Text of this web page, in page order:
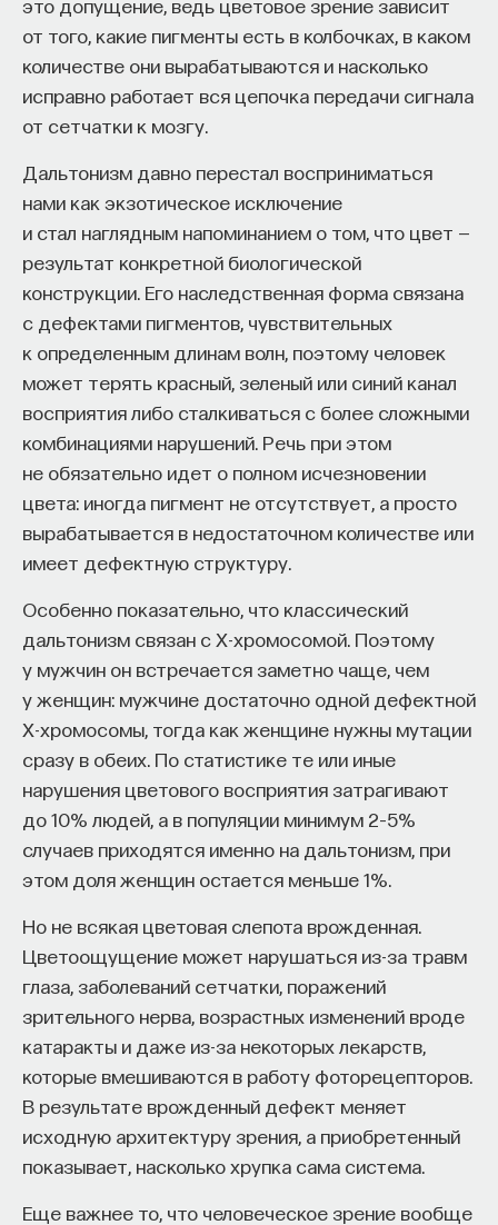
от того, какие пигменты есть в колбочках, в каком
количестве они вырабатываются и насколько
исправно работает вся цепочка передачи сигнала
от сетчатки к мозгу.
Дальтонизм давно перестал восприниматься
нами как экзотическое исключение
и стал наглядным напоминанием о том, что цвет —
результат конкретной биологической
конструкции. Его наследственная форма связана
с дефектами пигментов, чувствительных
к определенным длинам волн, поэтому человек
может терять красный, зеленый или синий канал
восприятия либо сталкиваться с более сложными
комбинациями нарушений. Речь при этом
не обязательно идет о полном исчезновении
цвета: иногда пигмент не отсутствует, а просто
вырабатывается в недостаточном количестве или
имеет дефектную структуру.
Особенно показательно, что классический
дальтонизм связан с Х-хромосомой. Поэтому
у мужчин он встречается заметно чаще, чем
у женщин: мужчине достаточно одной дефектной
Х-хромосомы, тогда как женщине нужны мутации
сразу в обеих. По статистике те или иные
нарушения цветового восприятия затрагивают
до 10% людей, а в популяции минимум 2–5%
случаев приходятся именно на дальтонизм, при
этом доля женщин остается меньше 1%.
Но не всякая цветовая слепота врожденная.
Цветоощущение может нарушаться из-за травм
глаза, заболеваний сетчатки, поражений
зрительного нерва, возрастных изменений вроде
катаракты и даже из-за некоторых лекарств,
которые вмешиваются в работу фоторецепторов.
В результате врожденный дефект меняет
исходную архитектуру зрения, а приобретенный
показывает, насколько хрупка сама система.
Еще важнее то, что человеческое зрение вообще